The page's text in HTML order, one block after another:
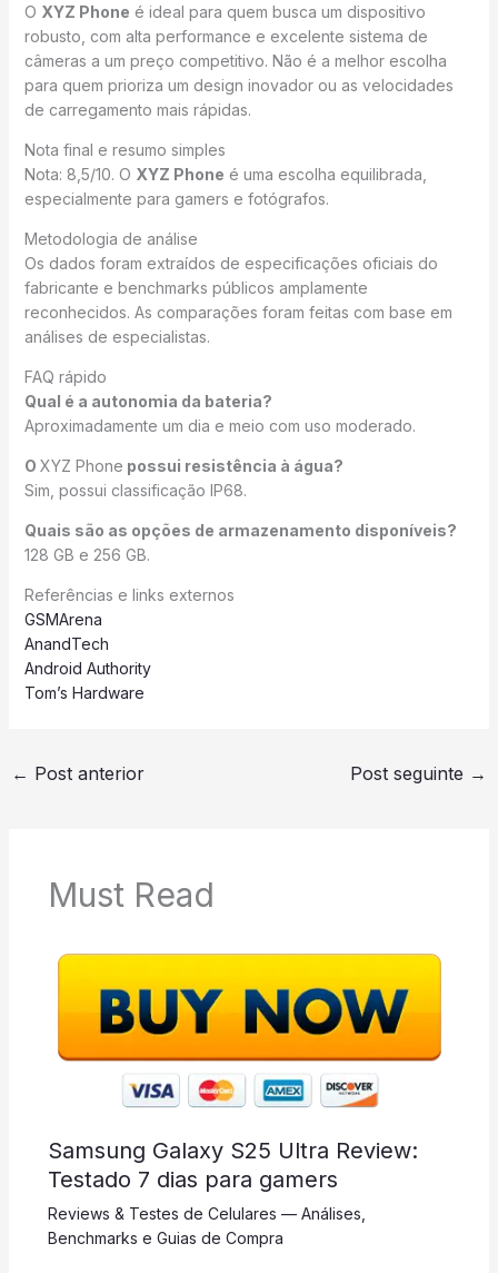
O XYZ Phone é ideal para quem busca um dispositivo
robusto, com alta performance e excelente sistema de
câmeras a um preço competitivo. Não é a melhor escolha
para quem prioriza um design inovador ou as velocidades
de carregamento mais rápidas.
Nota final e resumo simples
Nota: 8,5/10. O XYZ Phone é uma escolha equilibrada,
especialmente para gamers e fotógrafos.
Metodologia de análise
Os dados foram extraídos de especificações oficiais do
fabricante e benchmarks públicos amplamente
reconhecidos. As comparações foram feitas com base em
análises de especialistas.
FAQ rápido
Qual é a autonomia da bateria?
Aproximadamente um dia e meio com uso moderado.
O XYZ Phone possui resistência à água?
Sim, possui classificação IP68.
Quais são as opções de armazenamento disponíveis?
128 GB e 256 GB.
Referências e links externos
GSMArena
AnandTech
Android Authority
Tom’s Hardware
← Post anterior Post seguinte →
Must Read
Samsung Galaxy S25 Ultra Review:
Testado 7 dias para gamers
Reviews & Testes de Celulares — Análises,
Benchmarks e Guias de Compra